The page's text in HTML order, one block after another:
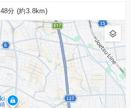
48分 (約3.8km)